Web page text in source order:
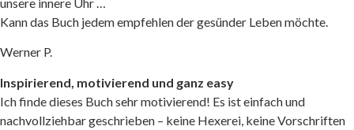
Kann das Buch jedem empfehlen der gesünder Leben möchte.
Werner P.
Inspirierend, motivierend und ganz easy
Ich finde dieses Buch sehr motivierend! Es ist einfach und
nachvollziehbar geschrieben – keine Hexerei, keine Vorschriften